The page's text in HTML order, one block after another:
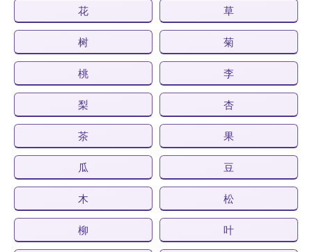
花 草
树 菊
桃 李
梨 杏
茶 果
瓜 豆
木 松
柳 叶